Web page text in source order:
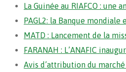
La Guinée au RIAFCO :
PAGL2: la Banque
MATD : Lancement de la
FARANAH : L’ANAFIC
Avis d’attribution du